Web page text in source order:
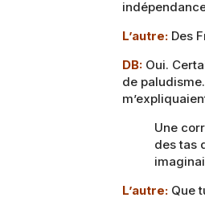
L’autre: Des
DB: Oui.
de
Une
des tas
L’autre: Que